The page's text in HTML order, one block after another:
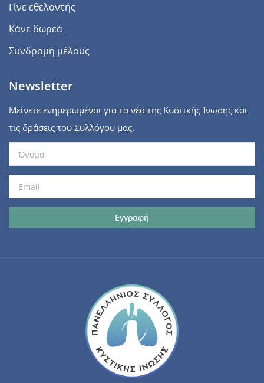
Γίνε εθελοντής
Κάνε δωρεά
Συνδρομή μέλους
Newsletter
Μείνετε ενημερωμένοι για τα νέα της Κυστικής Ίνωσης και
τις δράσεις του Συλλόγου μας.